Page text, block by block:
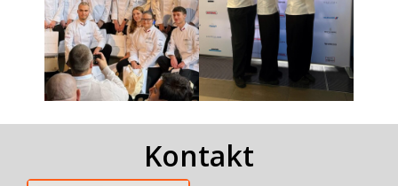
Kontakt